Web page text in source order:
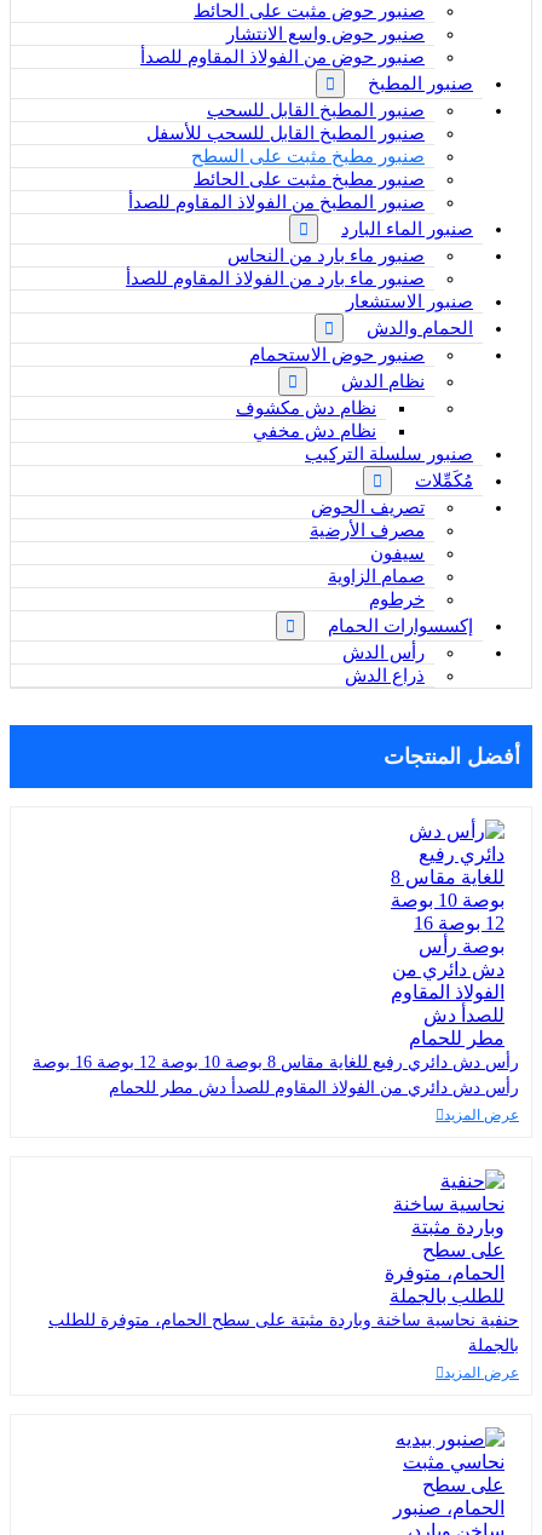
صنبور حوض مثبت على الحائط
صنبور حوض واسع الانتشار
صنبور حوض من الفولاذ المقاوم للصدأ
صنبور المطبخ
صنبور المطبخ القابل للسحب
صنبور المطبخ القابل للسحب للأسفل
صنبور مطبخ مثبت على السطح
صنبور مطبخ مثبت على الحائط
صنبور المطبخ من الفولاذ المقاوم للصدأ
صنبور الماء البارد
صنبور ماء بارد من النحاس
صنبور ماء بارد من الفولاذ المقاوم للصدأ
صنبور الاستشعار
الحمام والدش
صنبور حوض الاستحمام
نظام الدش
نظام دش مكشوف
نظام دش مخفي
صنبور سلسلة التركيب
مُكَمِّلات
تصريف الحوض
مصرف الأرضية
سيفون
صمام الزاوية
خرطوم
إكسسوارات الحمام
رأس الدش
ذراع الدش
أفضل المنتجات
رأس دش دائري رفيع للغاية مقاس 8 بوصة 10 بوصة 12 بوصة 16 بوصة
رأس دش دائري من الفولاذ المقاوم للصدأ دش مطر للحمام
عرض المزيد
حنفية نحاسية ساخنة وباردة مثبتة على سطح الحمام، متوفرة للطلب
بالجملة
عرض المزيد